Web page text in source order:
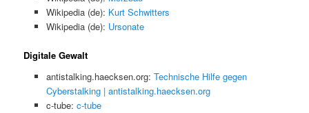
Wikipedia (de): Kurt Schwitters
Wikipedia (de): Ursonate
Digitale Gewalt
antistalking.haecksen.org: Technische Hilfe gegen
Cyberstalking | antistalking.haecksen.org
c-tube: c-tube